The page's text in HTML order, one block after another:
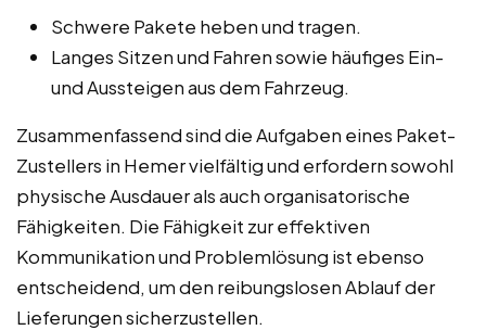
Schwere Pakete heben und tragen.
Langes Sitzen und Fahren sowie häufiges Ein-
und Aussteigen aus dem Fahrzeug.
Zusammenfassend sind die Aufgaben eines Paket-
Zustellers in Hemer vielfältig und erfordern sowohl
physische Ausdauer als auch organisatorische
Fähigkeiten. Die Fähigkeit zur effektiven
Kommunikation und Problemlösung ist ebenso
entscheidend, um den reibungslosen Ablauf der
Lieferungen sicherzustellen.